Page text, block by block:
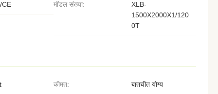
CE मॉडल संख्या:
XLB-
1500X2000X1/120
0T
कीमत: बातचीत योग्य